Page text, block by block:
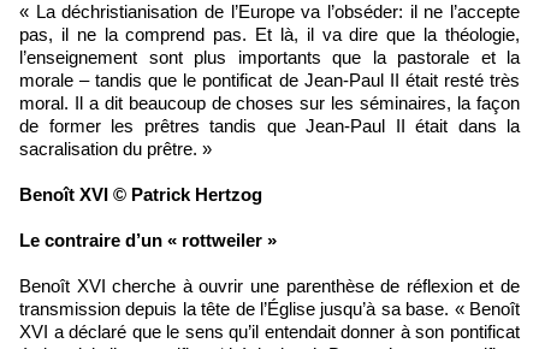
« La déchristianisation de l’Europe va l’obséder: il ne l’accepte
pas, il ne la comprend pas. Et là, il va dire que la théologie,
l’enseignement sont plus importants que la pastorale et la
morale – tandis que le pontificat de Jean-Paul II était resté très
moral. Il a dit beaucoup de choses sur les séminaires, la façon
de former les prêtres tandis que Jean-Paul II était dans la
sacralisation du prêtre. »
Benoît XVI © Patrick Hertzog
Le contraire d’un « rottweiler »
Benoît XVI cherche à ouvrir une parenthèse de réflexion et de
transmission depuis la tête de l’Église jusqu’à sa base. « Benoît
XVI a déclaré que le sens qu’il entendait donner à son pontificat